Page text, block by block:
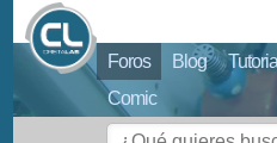
Foros Blog
Comic